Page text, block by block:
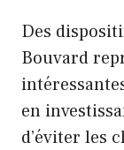
Des
Bouvard
en
d’éviter les